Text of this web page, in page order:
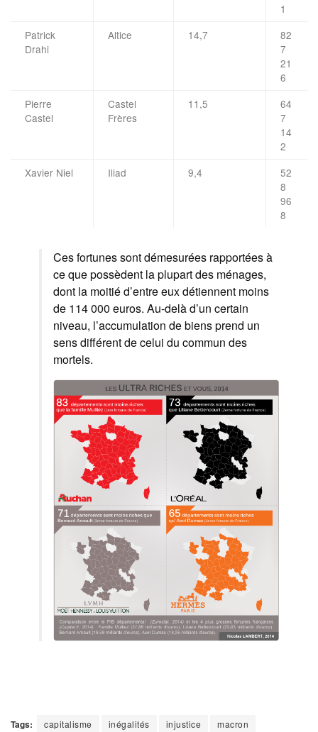
1
Patrick
Drahi
Altice 14,7
82
7
21
6
Pierre
Castel
Castel
Frères
11,5
64
7
14
2
Xavier Niel
Iliad 9,4
52
8
96
8
Ces fortunes sont démesurées rapportées à
ce que possèdent la plupart des ménages,
dont la moitié d’entre eux détiennent moins
de 114 000 euros. Au-delà d’un certain
niveau, l’accumulation de biens prend un
sens différent de celui du commun des
mortels.
Tags: capitalisme inégalités injustice
macron